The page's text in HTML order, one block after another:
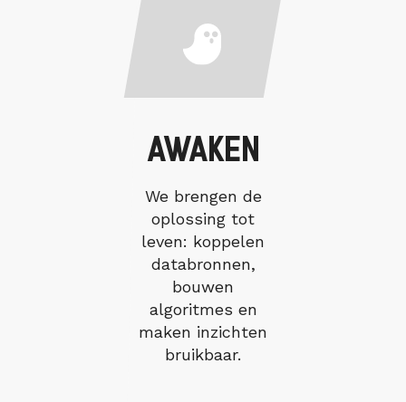
AWAKEN
We brengen de
oplossing tot
leven: koppelen
databronnen,
bouwen
algoritmes en
maken inzichten
bruikbaar.